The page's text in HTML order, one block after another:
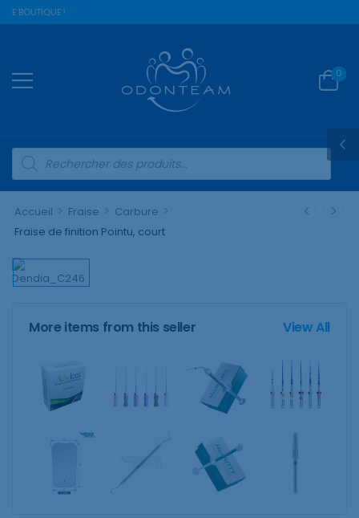
BOUTIQUE !
0
Accueil > Fraise > Carbure >
Fraise de finition Pointu, court
More items from this seller View All